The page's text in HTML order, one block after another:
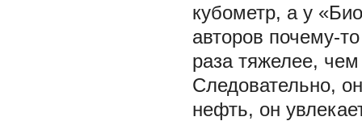
кубометр, а у
авторов почему-
раза тяжелее,
Следовательно,
нефть, он